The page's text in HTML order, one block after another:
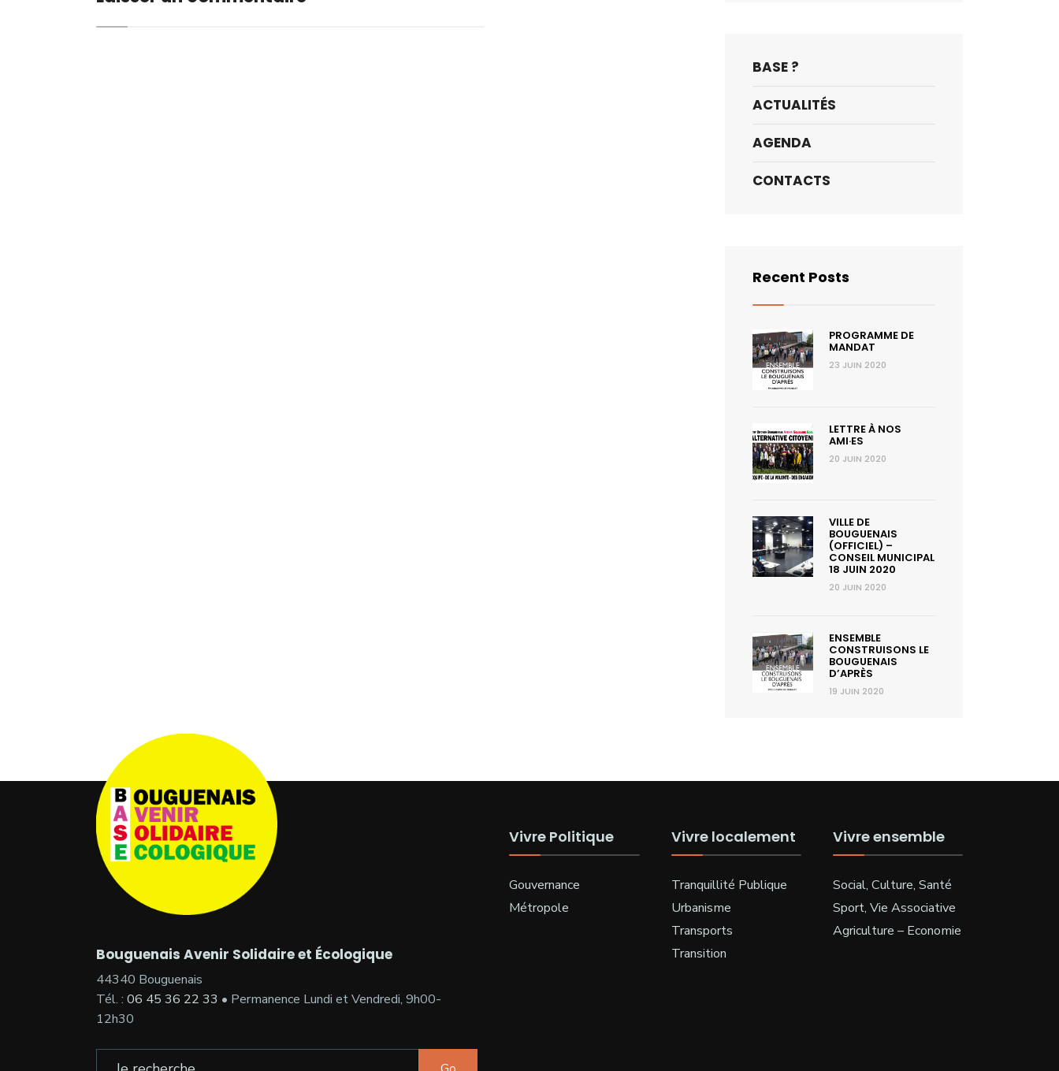
BASE ?
ACTUALITÉS
AGENDA
CONTACTS
Recent Posts
PROGRAMME DE
MANDAT
23 JUIN 2020
LETTRE À NOS
AMI·ES
20 JUIN 2020
VILLE DE
BOUGUENAIS
(OFFICIEL) –
CONSEIL MUNICIPAL
18 JUIN 2020
20 JUIN 2020
ENSEMBLE
CONSTRUISONS LE
BOUGUENAIS
D’APRÈS
19 JUIN 2020
Bouguenais Avenir Solidaire et Écologique
44340 Bouguenais
Tél. : 06 45 36 22 33 • Permanence Lundi et Vendredi, 9h00-
12h30
Vivre Politique
Gouvernance
Métropole
Vivre localement
Tranquillité Publique
Urbanisme
Transports
Transition
Vivre ensemble
Social, Culture, Santé
Sport, Vie Associative
Agriculture – Economie